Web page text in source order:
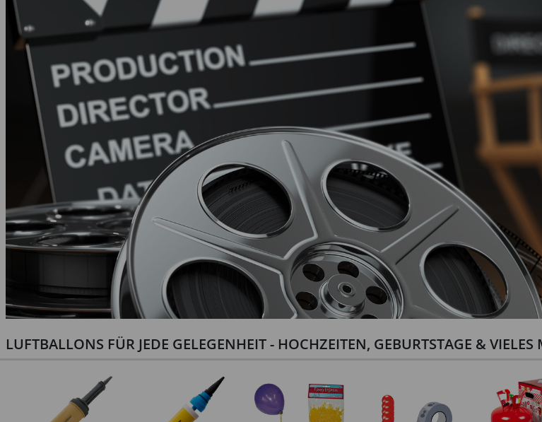
LUFTBALLONS FÜR JEDE GELEGENHEIT - HOCHZEITEN, GEBURTSTAGE & VIELES